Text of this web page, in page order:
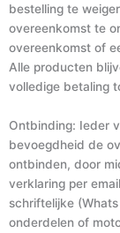
bestelling te
overeenkomst te
overeenkomst of
Alle producten
volledige betaling
Ontbinding: Ieder
bevoegdheid de
ontbinden, door
verklaring per
schriftelijke
onderdelen of